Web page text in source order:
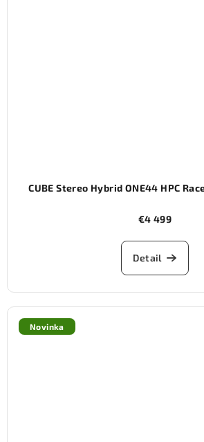
CUBE Stereo Hybrid ONE44 HPC
€4 499
Detail
Novinka